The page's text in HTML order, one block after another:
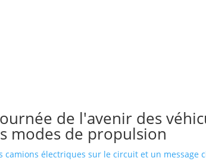
de l'avenir des
modes de propulsion
camions électriques sur le circuit et un